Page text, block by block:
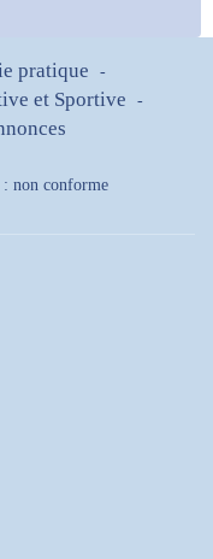
pratique -
et Sportive -
non conforme